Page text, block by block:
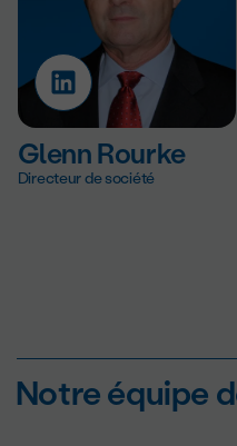
Glenn Rourke
Directeur de société
Notre équipe